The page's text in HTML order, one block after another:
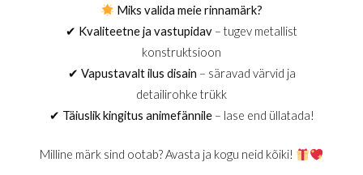
Miks valida meie rinnamärk?
✔ Kvaliteetne ja vastupidav – tugev metallist
konstruktsioon
✔ Vapustavalt ilus disain – säravad värvid ja
detailirohke trükk
✔ Täiuslik kingitus animefännile– lase end üllatada!
Milline märk sind ootab? Avasta ja kogu neid kõiki!